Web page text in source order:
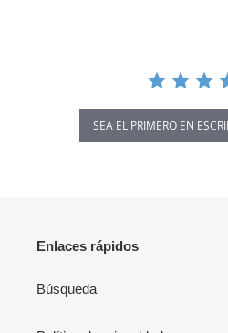
SEA EL PRIMERO EN
Enlaces rápidos
Búsqueda